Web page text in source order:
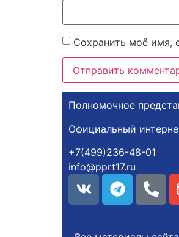
Сохранить моё имя,
Полномочное
Официальный
+7(499)236-48-01
info@pprt17.ru